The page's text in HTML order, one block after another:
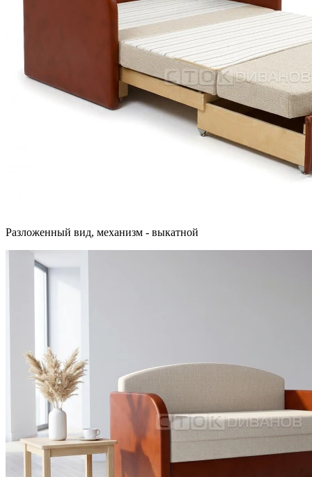
Разложенный вид, механизм - выкатной